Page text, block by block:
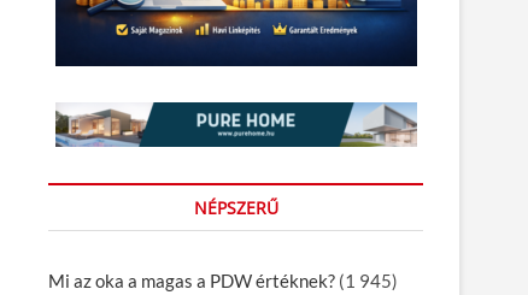
NÉPSZERŰ
Mi az oka a magas a PDW értéknek? (1 945)